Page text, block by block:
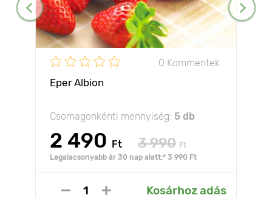
0 Kommentek
Eper Albion
Csomagonkénti mennyiség: 5 db
2 490 Ft 3 990 Ft
Legalacsonyabb ár 30 nap alatt:* 3 990 Ft
Kosárhoz adás